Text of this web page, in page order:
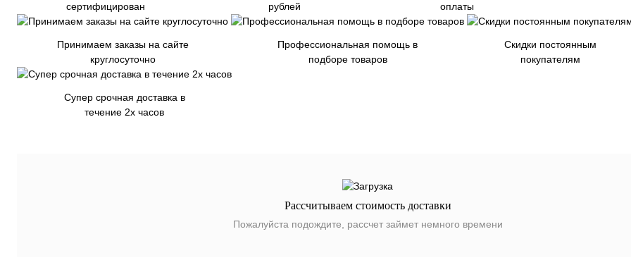
сертифицирован
рублей
оплаты
Принимаем заказы на сайте
круглосуточно
Профессиональная помощь в
подборе товаров
Скидки постоянным
покупателям
Супер срочная доставка в
течение 2х часов
Рассчитываем стоимость доставки
Пожалуйста подождите, рассчет займет немного времени